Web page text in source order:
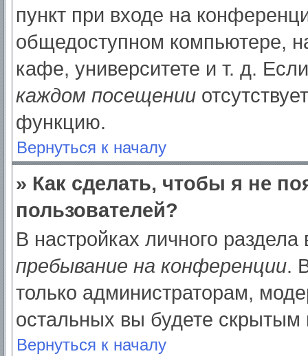
пункт при входе на
общедоступном компьютере,
кафе, университете и т. д.
каждом посещении
функцию.
Вернуться к началу
» Как сделать, чтобы я не
пользователей?
В настройках личного
пребывание на конференции.
только администраторам,
остальных вы будете скрытым
Вернуться к началу